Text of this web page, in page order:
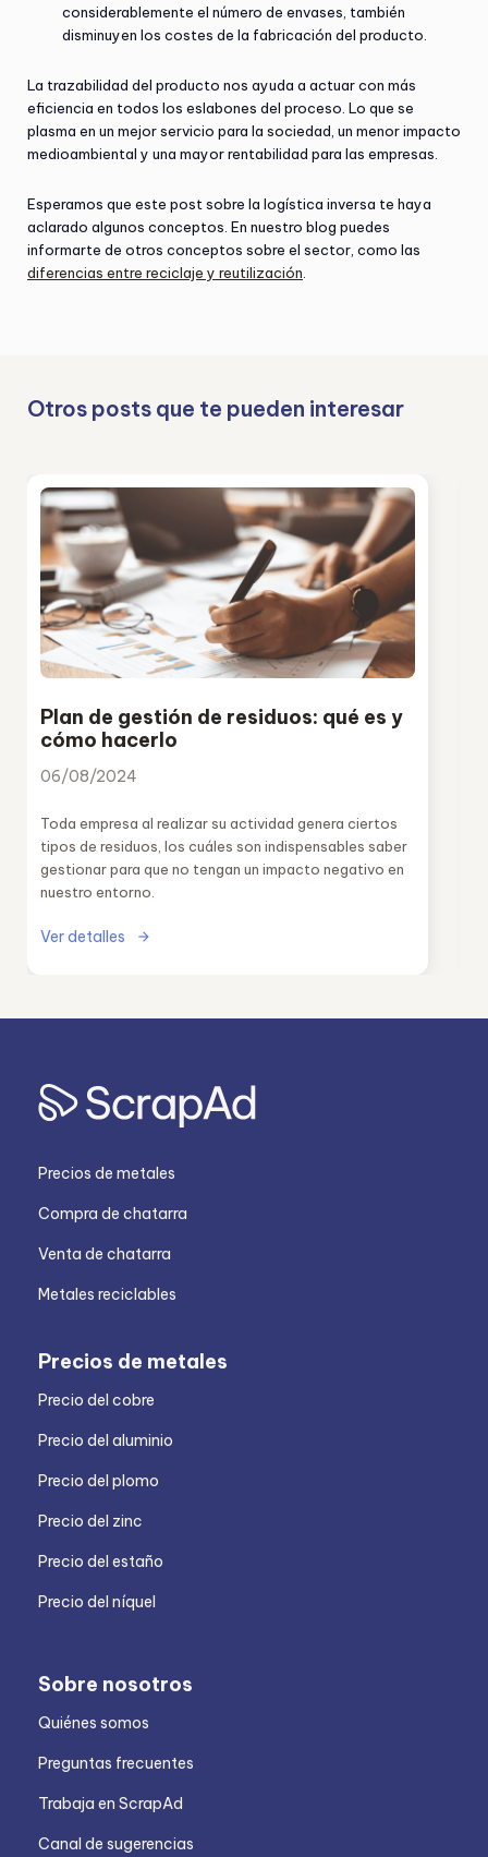
considerablemente el número de envases, también
disminuyen los costes de la fabricación del producto.
La trazabilidad del producto nos ayuda a actuar con más
eficiencia en todos los eslabones del proceso. Lo que se
plasma en un mejor servicio para la sociedad, un menor impacto
medioambiental y una mayor rentabilidad para las empresas.
Esperamos que este post sobre la logística inversa te haya
aclarado algunos conceptos. En nuestro blog puedes
informarte de otros conceptos sobre el sector, como las
diferencias entre reciclaje y reutilización
Otros posts que te pueden interesar
Plan de gestión de residuos: qué es y
cómo hacerlo
06/08/2024
Toda empresa al realizar su actividad genera ciertos
tipos de residuos, los cuáles son indispensables saber
gestionar para que no tengan un impacto negativo en
nuestro entorno.
Ver detalles
Precios de metales
Compra de chatarra
Venta de chatarra
Metales reciclables
Precios de metales
Precio del cobre
Precio del aluminio
Precio del plomo
Precio del zinc
Precio del estaño
Precio del níquel
Sobre nosotros
Quiénes somos
Preguntas frecuentes
Trabaja en ScrapAd
Canal de sugerencias